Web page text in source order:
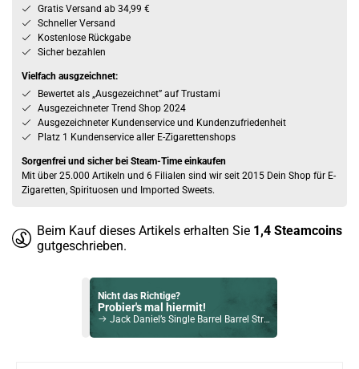
Gratis Versand ab 34,99 €
Schneller Versand
Kostenlose Rückgabe
Sicher bezahlen
Vielfach ausgzeichnet:
Bewertet als „Ausgezeichnet” auf Trustami
Ausgezeichneter Trend Shop 2024
Ausgezeichneter Kundenservice und Kundenzufriedenheit
Platz 1 Kundenservice aller E-Zigarettenshops
Sorgenfrei und sicher bei Steam-Time einkaufen
Mit über 25.000 Artikeln und 6 Filialen sind wir seit 2015 Dein Shop für E-
Zigaretten, Spirituosen und Imported Sweets.
Beim Kauf dieses Artikels erhalten Sie 1,4 Steamcoins
gutgeschrieben.
Nicht das Richtige?
Probier's mal hiermit!
Jack Daniel’s Single Barrel Barrel Strength 62.5% Vol. 700ml